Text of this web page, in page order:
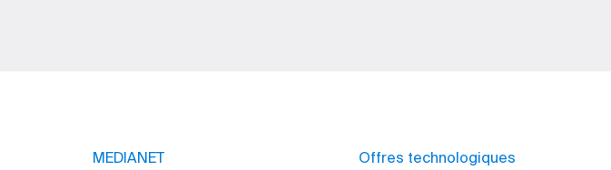
MEDIANET Offres technologiques